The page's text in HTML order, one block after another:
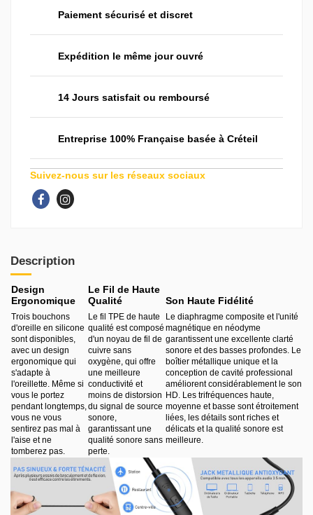
Paiement sécurisé et discret
Expédition le même jour ouvré
14 Jours satisfait ou remboursé
Entreprise 100% Française basée à Créteil
Suivez-nous sur les réseaux sociaux
Description
Design
Ergonomique
Trois bouchons
d'oreille en silicone
sont disponibles,
avec un design
ergonomique qui
s'adapte à
l'oreillette. Même si
vous le portez
pendant longtemps,
vous ne vous
sentirez pas mal à
l'aise et ne
tomberez pas.
Le Fil de Haute
Qualité
Le fil TPE de haute
qualité est composé
d'un noyau de fil de
cuivre sans
oxygène, qui offre
une meilleure
conductivité et
moins de distorsion
du signal de source
sonore,
garantissant une
qualité sonore sans
perte.
Son Haute Fidélité
Le diaphragme composite et l'unité
magnétique en néodyme
garantissent une excellente clarté
sonore et des basses profondes. Le
boîtier métallique unique et la
conception de cavité professional
améliorent considérablement le son
HD. Les trifréquences haute,
moyenne et basse sont étroitement
liées, les détails sont riches et
délicats et la qualité sonore est
meilleure.